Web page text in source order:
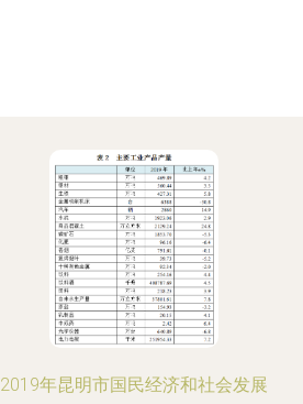
2019年昆明市国民经济和社会发展